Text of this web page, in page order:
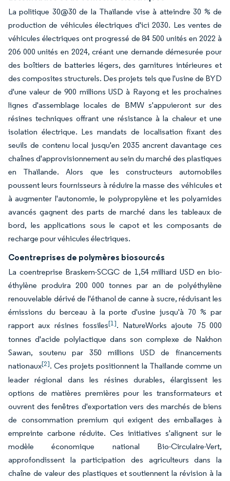
La politique 30@30 de la Thaïlande vise à atteindre 30 % de
production de véhicules électriques d'ici 2030. Les ventes de
véhicules électriques ont progressé de 84 500 unités en 2022 à
206 000 unités en 2024, créant une demande démesurée pour
des boîtiers de batteries légers, des garnitures intérieures et
des composites structurels. Des projets tels que l'usine de BYD
d'une valeur de 900 millions USD à Rayong et les prochaines
lignes d'assemblage locales de BMW s'appuieront sur des
résines techniques offrant une résistance à la chaleur et une
isolation électrique. Les mandats de localisation fixant des
seuils de contenu local jusqu'en 2035 ancrent davantage ces
chaînes d'approvisionnement au sein du marché des plastiques
en Thaïlande. Alors que les constructeurs automobiles
poussent leurs fournisseurs à réduire la masse des véhicules et
à augmenter l'autonomie, le polypropylène et les polyamides
avancés gagnent des parts de marché dans les tableaux de
bord, les applications sous le capot et les composants de
recharge pour véhicules électriques.
Coentreprises de polymères biosourcés
La coentreprise Braskem-SCGC de 1,54 milliard USD en bio-
éthylène produira 200 000 tonnes par an de polyéthylène
renouvelable dérivé de l'éthanol de canne à sucre, réduisant les
émissions du berceau à la porte d'usine jusqu'à 70 % par
rapport aux résines fossiles[1]. NatureWorks ajoute 75 000
tonnes d'acide polylactique dans son complexe de Nakhon
Sawan, soutenu par 350 millions USD de financements
nationaux[2]. Ces projets positionnent la Thaïlande comme un
leader régional dans les résines durables, élargissent les
options de matières premières pour les transformateurs et
ouvrent des fenêtres d'exportation vers des marchés de biens
de consommation premium qui exigent des emballages à
empreinte carbone réduite. Ces initiatives s'alignent sur le
modèle économique national Bio-Circulaire-Vert,
approfondissent la participation des agriculteurs dans la
chaîne de valeur des plastiques et soutiennent la révision à la